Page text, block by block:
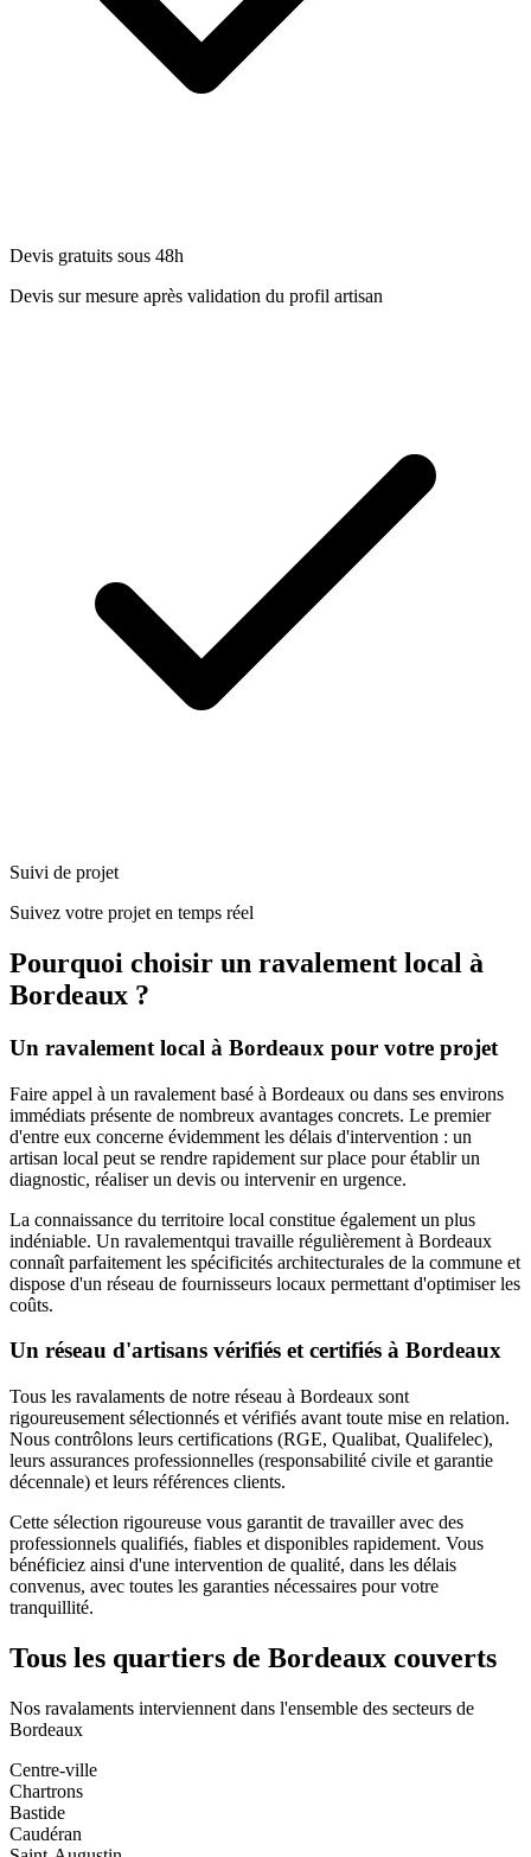
Devis gratuits sous 48h
Devis sur mesure après validation du profil artisan
Suivi de projet
Suivez votre projet en temps réel
Pourquoi choisir un ravalement local à
Bordeaux ?
Un ravalement local à Bordeaux pour votre projet
Faire appel à un ravalement basé à Bordeaux ou dans ses environs
immédiats présente de nombreux avantages concrets. Le premier
d'entre eux concerne évidemment les délais d'intervention : un
artisan local peut se rendre rapidement sur place pour établir un
diagnostic, réaliser un devis ou intervenir en urgence.
La connaissance du territoire local constitue également un plus
indéniable. Un ravalementqui travaille régulièrement à Bordeaux
connaît parfaitement les spécificités architecturales de la commune et
dispose d'un réseau de fournisseurs locaux permettant d'optimiser les
coûts.
Un réseau d'artisans vérifiés et certifiés à Bordeaux
Tous les ravalaments de notre réseau à Bordeaux sont
rigoureusement sélectionnés et vérifiés avant toute mise en relation.
Nous contrôlons leurs certifications (RGE, Qualibat, Qualifelec),
leurs assurances professionnelles (responsabilité civile et garantie
décennale) et leurs références clients.
Cette sélection rigoureuse vous garantit de travailler avec des
professionnels qualifiés, fiables et disponibles rapidement. Vous
bénéficiez ainsi d'une intervention de qualité, dans les délais
convenus, avec toutes les garanties nécessaires pour votre
tranquillité.
Tous les quartiers de Bordeaux couverts
Nos ravalaments interviennent dans l'ensemble des secteurs de
Bordeaux
Centre-ville
Chartrons
Bastide
Caudéran